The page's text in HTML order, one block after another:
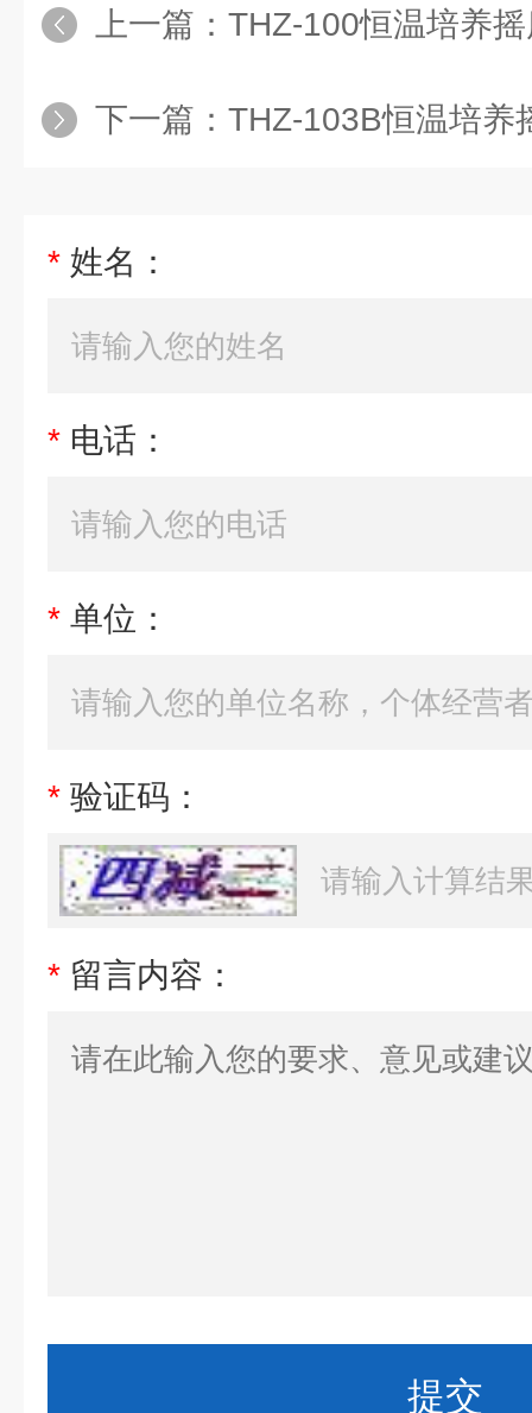
上一篇： THZ-100恒温培养
下一篇： THZ-103B恒温培养
* 姓名：
* 电话：
* 单位：
* 验证码：
* 留言内容：